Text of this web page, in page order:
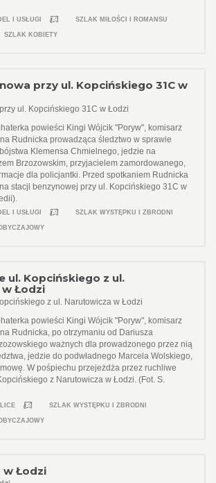
I USŁUGI SZLAK MIŁOŚCI I ROMANSU
SZLAK KOBIETY
przy ul. Kopcińskiego 31C w
ul. Kopcińskiego 31C w Łodzi
powieści Kingi Wójcik "Poryw", komisarz
Rudnicka prowadząca śledztwo w sprawie
Klemensa Chmielnego, jedzie na
Brzozowskim, przyjacielem zamordowanego,
dla policjantki. Przed spotkaniem Rudnicka
stacji benzynowej przy ul. Kopcińskiego 31C w
I USŁUGI SZLAK WYSTĘPKU I ZBRODNI
ul. Kopcińskiego z ul.
Łodzi
z ul. Narutowicza w Łodzi
powieści Kingi Wójcik "Poryw", komisarz
Rudnicka, po otrzymaniu od Dariusza
ważnych dla prowadzonego przez nią
jedzie do podwładnego Marcela Wolskiego,
W pośpiechu przejeżdża przez ruchliwe
z Narutowicza w Łodzi. (Fot. S.
SZLAK WYSTĘPKU I ZBRODNI
w Łodzi